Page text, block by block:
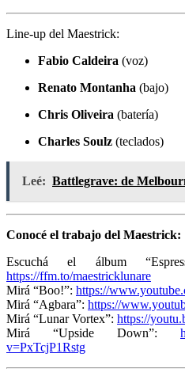
Line-up del Maestrick:
Fabio Caldeira (voz)
Renato Montanha (bajo)
Chris Oliveira (batería)
Charles Soulz (teclados)
Leé: Battlegrave: de
Conocé el trabajo del Maestrick:
Escuchá el álbum
https://ffm.to/maestricklunare
Mirá “Boo!”: https://
Mirá “Agbara”: https://
Mirá “Lunar Vortex”: https://
Mirá “Upside Down”:
v=PxTcjP1Rstg